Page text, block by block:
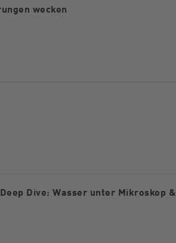
wecken
Dive: Wasser unter Mikroskop &